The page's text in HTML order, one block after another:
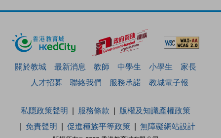
關於教城 最新消息 教師 中學生 小學生
家長
人才招募
聯絡我們 服務承諾 教城電子報
私隱政策聲明 服務條款
版權及知識產權政策
免責聲明
促進種族平等政策 無障礙網站設計